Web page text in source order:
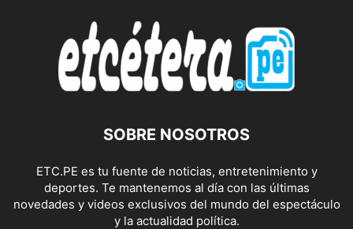
SOBRE NOSOTROS
ETC.PE es tu fuente de noticias, entretenimiento y
deportes. Te mantenemos al día con las últimas
novedades y videos exclusivos del mundo del espectáculo
y la actualidad política.